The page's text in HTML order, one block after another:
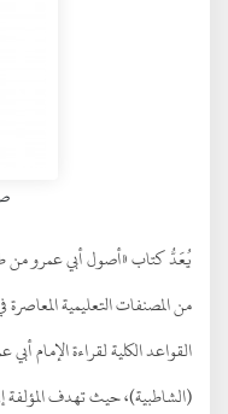
يُعَدُّ كتاب «أصول أبي عمرو من
من المصنفات التعليمية المعاصرة
القواعد الكلية لقراءة الإمام
(الشاطبية)، حيث تهدف